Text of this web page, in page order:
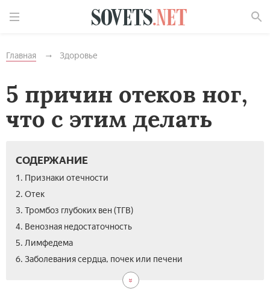
Главная Здоровье
5 причин отеков ног,
что с этим делать
СОДЕРЖАНИЕ
1. Признаки отечности
2. Отек
3. Тромбоз глубоких вен (ТГВ)
4. Венозная недостаточность
5. Лимфедема
6. Заболевания сердца, почек или печени